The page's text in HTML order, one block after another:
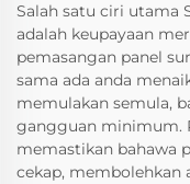
Salah satu ciri utama
adalah keupayaan
pemasangan panel
sama ada anda
memulakan semula,
gangguan minimum.
memastikan bahawa
cekap, membolehkan